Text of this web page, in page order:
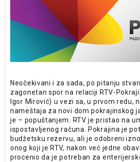
Neočekivani i za sada, po pitanju
zagonetan spor na relaciji RTV-
Igor Mirović) u vezi sa, u prvom redu,
nameštaja za novi dom pokrajinskog
je – popuštanjem: RTV je pristao na
ispostavljenog računa. Pokrajina je
budžetsku rezervu, ali je odobreni
onog koji je RTV, nakon već jedne
procenio da je potreban za